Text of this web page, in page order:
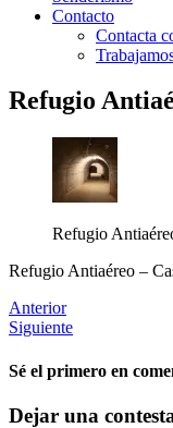
Contacto
Contacta
Refugio
Refugio
Refugio Antiaéreo –
Anterior
Siguiente
Sé el primero en
Dejar una